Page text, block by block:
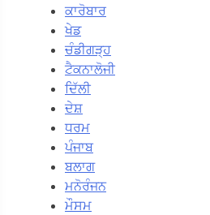
ਕਾਰੋਬਾਰ
ਖੇਡ
ਚੰਡੀਗੜ੍ਹ
ਟੈਕਨਾਲੋਜੀ
ਦਿੱਲੀ
ਦੇਸ਼
ਧਰਮ
ਪੰਜਾਬ
ਬਲਾਗ
ਮਨੋਰੰਜਨ
ਮੌਸਮ